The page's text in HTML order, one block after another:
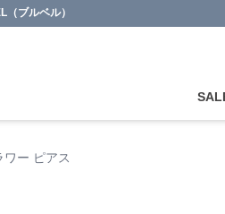
ブルベル）
ー ピアス